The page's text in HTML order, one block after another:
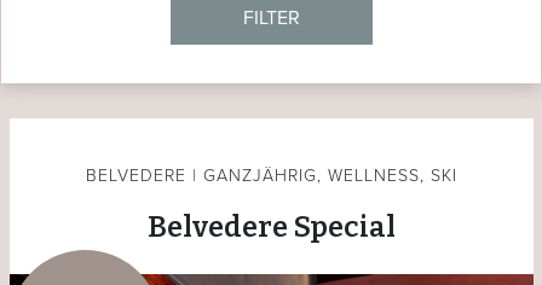
FILTER
BELVEDERE | GANZJÄHRIG, WELLNESS, SKI
Belvedere Special